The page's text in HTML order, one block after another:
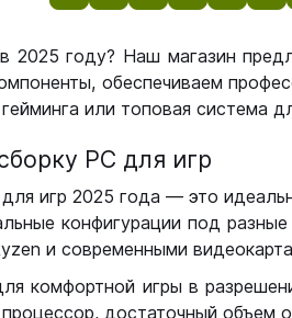
2025 году? Наш магазин
обеспечиваем
или топовая система
РС для игр
игр 2025 года — это
конфигурации под
и современными
комфортной игры в
достаточный объем